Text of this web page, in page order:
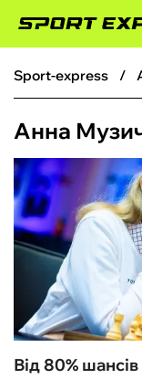
ФУТБОЛ
БАСКЕТБОЛ
БОКС
ХОКЕЙ
ТЕНІС
КІБЕРСПОРТ
sport-express
Анна
Від 80%